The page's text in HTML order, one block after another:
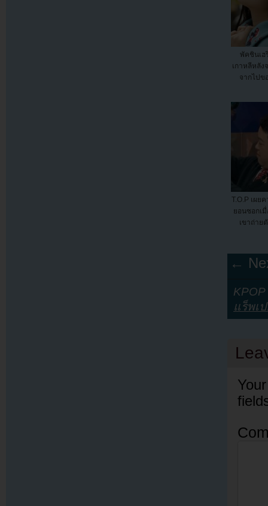
พัคชินเฮ
เกาหลีหลัง
จากไปข
T.O.P เผย
ยอนซอกเ
เขาถ่าย
←
แร็พเ